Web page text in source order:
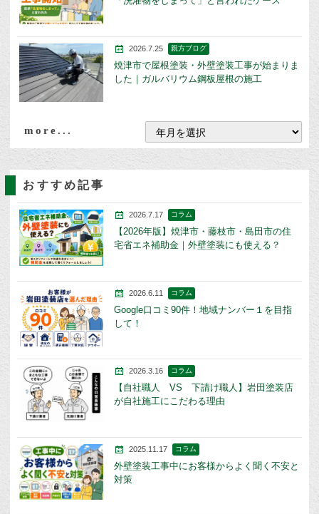
2026.7.25 親方ブログ
焼津市で屋根塗装・外壁塗装工事が始まりま
した｜ガルバリウム鋼板屋根の施工
more...
おすすめ記事
2026.7.17 コラム
【2026年版】焼津市・藤枝市・島田市の住
宅省エネ補助金｜外壁塗装にも使える？
2026.6.11 コラム
Google口コミ90件！地域ナンバー１を目指
して！
2026.3.16 コラム
【自社職人 VS 下請け職人】岩田塗装店
が自社施工にこだわる理由
2025.11.17 コラム
外壁塗装工事中にお客様からよく聞く不安と
対策